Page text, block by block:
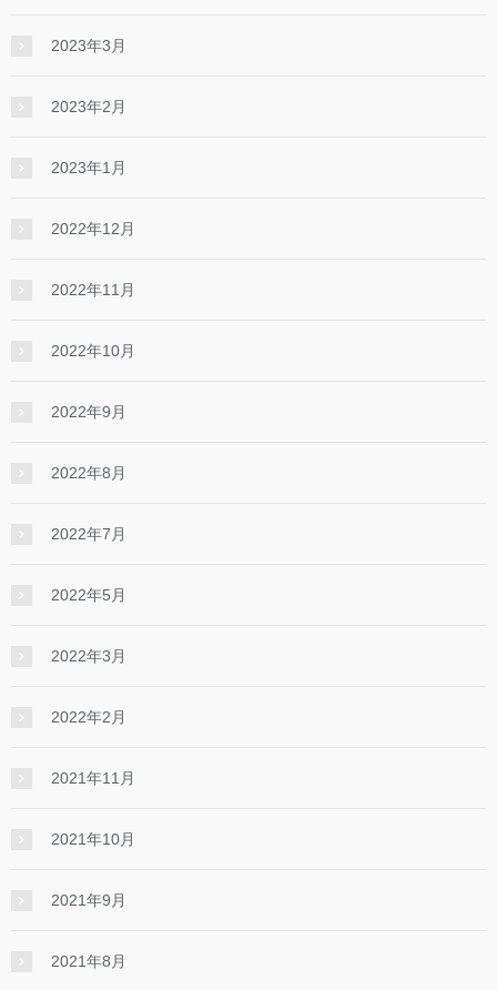
2023年3月
2023年2月
2023年1月
2022年12月
2022年11月
2022年10月
2022年9月
2022年8月
2022年7月
2022年5月
2022年3月
2022年2月
2021年11月
2021年10月
2021年9月
2021年8月